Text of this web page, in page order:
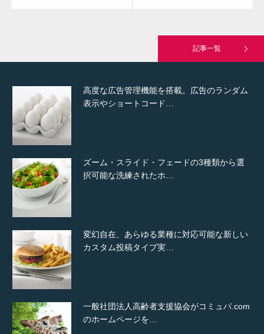
記事一覧
高度な広告管理機能を搭載。広告のランダム
表示やショートコード…
ズーム・スライド・フェードの3種類から選
択可能な洗練されたホ…
変幻自在、あらゆる業種に対応可能な新しい
カスタム投稿タイプ実…
一般社団法人高齢者支援協会がコミュパ.com
のホームページを…